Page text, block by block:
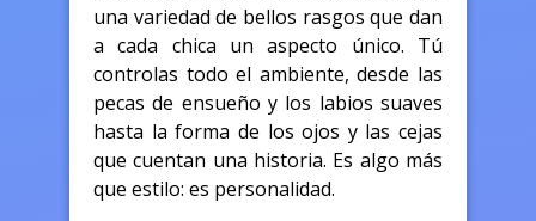
una variedad de bellos rasgos que dan
a cada chica un aspecto único. Tú
controlas todo el ambiente, desde las
pecas de ensueño y los labios suaves
hasta la forma de los ojos y las cejas
que cuentan una historia. Es algo más
que estilo: es personalidad.